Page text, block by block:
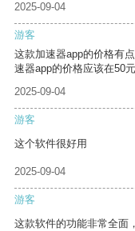
2025-09-04
游客
这款加速器app的价格有
速器app的价格应该在50
2025-09-04
游客
这个软件很好用
2025-09-04
游客
这款软件的功能非常全面